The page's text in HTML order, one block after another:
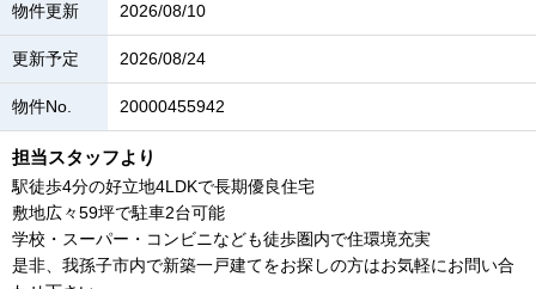
物件更新 2026/08/10
更新予定 2026/08/24
物件No. 20000455942
担当スタッフより
駅徒歩4分の好立地4LDKで長期優良住宅
敷地広々59坪で駐車2台可能
学校・スーパー・コンビニなども徒歩圏内で住環境充実
是非、我孫子市内で新築一戸建てをお探しの方はお気軽にお問い合